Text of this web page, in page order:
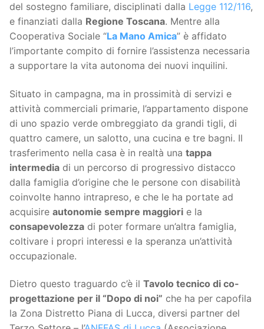
del sostegno familiare, disciplinati dalla Legge 112/116,
e finanziati dalla Regione Toscana. Mentre alla
Cooperativa Sociale “La Mano Amica” è affidato
l’importante compito di fornire l’assistenza necessaria
a supportare la vita autonoma dei nuovi inquilini.
Situato in campagna, ma in prossimità di servizi e
attività commerciali primarie, l’appartamento dispone
di uno spazio verde ombreggiato da grandi tigli, di
quattro camere, un salotto, una cucina e tre bagni. Il
trasferimento nella casa è in realtà una tappa
intermedia di un percorso di progressivo distacco
dalla famiglia d’origine che le persone con disabilità
coinvolte hanno intrapreso, e che le ha portate ad
acquisire autonomie sempre maggiori e la
consapevolezza di poter formare un’altra famiglia,
coltivare i propri interessi e la speranza un’attività
occupazionale.
Dietro questo traguardo c’è il Tavolo tecnico di co-
progettazione per il “Dopo di noi” che ha per capofila
la Zona Distretto Piana di Lucca, diversi partner del